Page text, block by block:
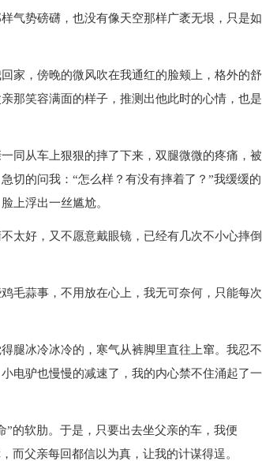
气势磅礴，也没有像天空那样广袤无垠，只是如
家，傍晚的微风吹在我通红的脸颊上，格外的舒
那笑容满面的样子，推测出他此时的心情，也是
同从车上狠狠的摔了下来，双腿微微的疼痛，被
切的问我：“怎么样？有没有摔着了？”我缓缓的
上浮出一丝尴尬。
太好，又不愿意戴眼镜，已经有几次不小心摔倒
毛蒜事，不用放在心上，我无可奈何，只能每次
腿冰冷冰冷的，寒气从裤脚里直往上窜。我忍不
电驴也慢慢的减速了，我的内心禁不住涌起了一
的软肋。于是，只要出去坐父亲的车，我便
而父亲每回都信以为真，让我的计谋得逞。